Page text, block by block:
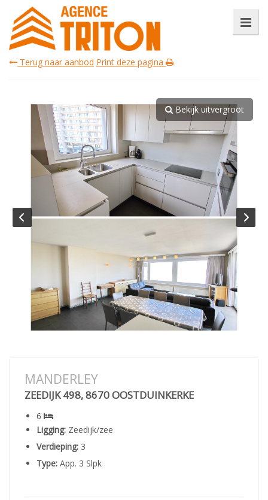
Terug naar aanbod Print deze pagina
Bekijk uitvergroot
MANDERLEY
ZEEDIJK 498, 8670 OOSTDUINKERKE
6
Ligging: Zeedijk/zee
Verdieping: 3
Type: App. 3 Slpk